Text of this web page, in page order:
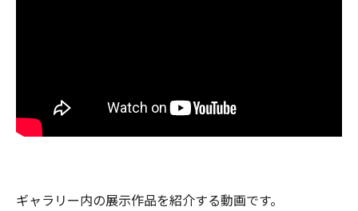
ギャラリー内の展示作品を紹介する動画です。